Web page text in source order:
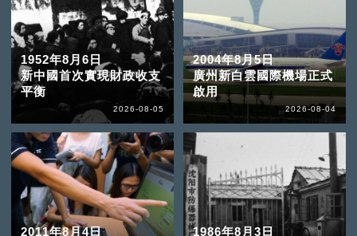
1952年8月6日
新中國首次實現財政收支
平衡
2026-08-05
2004年8月5日
廣州新白雲國際機場正式
啟用
2026-08-04
2011年8月4日
1986年8月3日